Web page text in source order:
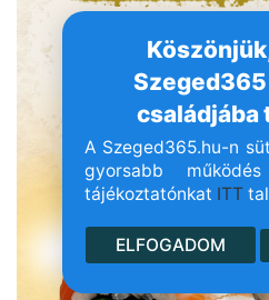
családjába
A Szeged365.hu-n
gyorsabb
tájékoztatónkat ITT
ELFOGADOM